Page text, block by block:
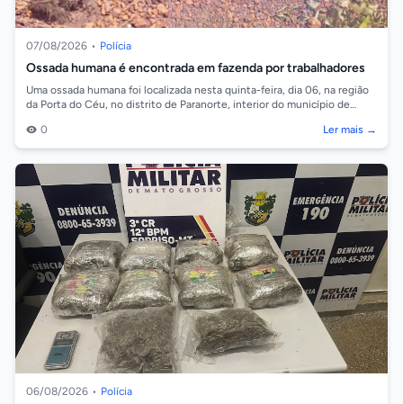
07/08/2026 • Polícia
Ossada humana é encontrada em fazenda por trabalhadores
Uma ossada humana foi localizada nesta quinta-feira, dia 06, na região
da Porta do Céu, no distrito de Paranorte, interior do município de
0
Ler mais →
06/08/2026 • Polícia